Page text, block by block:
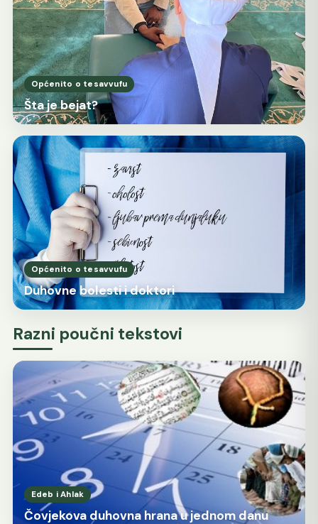
Općenito o tesavvufu
Šta je bejat?
Općenito o tesavvufu
Duhovne bolesti i doktori
Razni poučni tekstovi
Edeb i Ahlak
Čovjekova duhovna hrana u jednom danu